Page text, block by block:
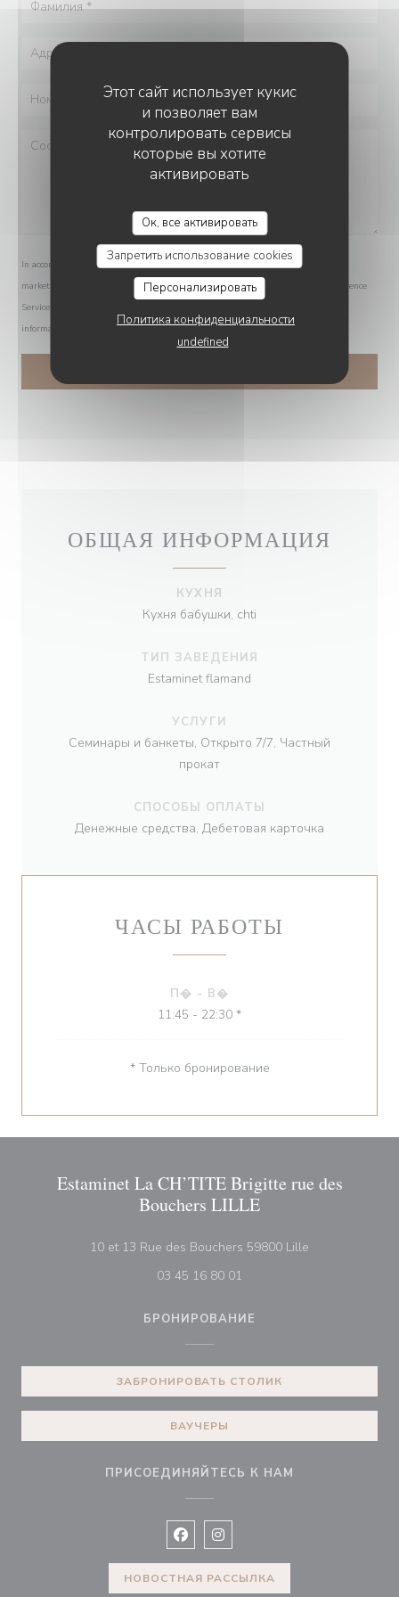
Этот сайт использует кукис
и позволяет вам
контролировать сервисы
которые вы хотите
активировать
Ок, все активировать
Запретить использование cookies
Персонализировать
Политика конфиденциальности
undefined
In accordance with data protection regulations, you have the right to opt out of
marketing communications. UK residents can register with the Telephone Preference
Service at
information about how we process your data, please see ourprivacy policy
ОБЩАЯ ИНФОРМАЦИЯ
КУХНЯ
Кухня бабушки, chti
ТИП ЗАВЕДЕНИЯ
Estaminet flamand
УСЛУГИ
Семинары и банкеты, Открыто 7/7, Частный
прокат
СПОСОБЫ ОПЛАТЫ
Денежные средства, Дебетовая карточка
ЧАСЫ РАБОТЫ
П� - В�
11:45 - 22:30 *
* Только бронирование
Estaminet La CH’TITE Brigitte rue des
Bouchers LILLE
10 et 13 Rue des Bouchers 59800 Lille
03 45 16 80 01
БРОНИРОВАНИЕ
ЗАБРОНИРОВАТЬ СТОЛИК
ВАУЧЕРЫ
ПРИСОЕДИНЯЙТЕСЬ К НАМ
Facebook ((открывается в новом
Instagram ((открывается в
НОВОСТНАЯ РАССЫЛКА